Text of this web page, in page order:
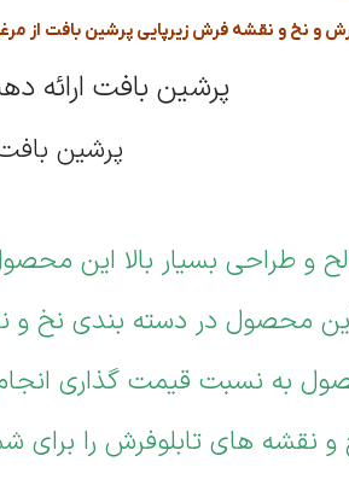
و نخ و نقشه فرش زیرپایی پرشین بافت از
پرشین بافت ارائه
پرشین
و طراحی بسیار بالا این
محصول در دسته بندی نخ و
به نسبت قیمت گذاری
نقشه های تابلوفرش را برای